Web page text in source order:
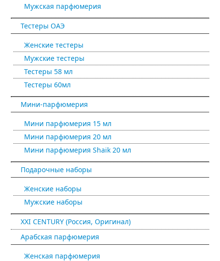
Мужская парфюмерия
Тестеры ОАЭ
Женские тестеры
Мужские тестеры
Тестеры 58 мл
Тестеры 60мл
Мини-парфюмерия
Мини парфюмерия 15 мл
Мини парфюмерия 20 мл
Мини парфюмерия Shaik 20 мл
Подарочные наборы
Женские наборы
Мужские наборы
XXI CENTURY (Россия, Оригинал)
Арабская парфюмерия
Женская парфюмерия